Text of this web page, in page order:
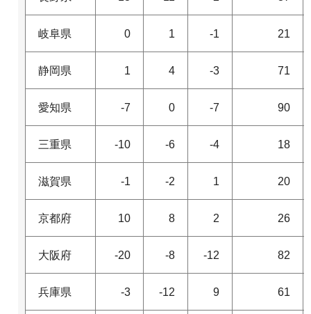
岐阜県 0 1 -1 21
静岡県 1 4 -3 71
愛知県 -7 0 -7 90
三重県 -10 -6 -4 18
滋賀県 -1 -2 1 20
京都府 10 8 2 26
大阪府 -20 -8 -12 82
兵庫県 -3 -12 9 61